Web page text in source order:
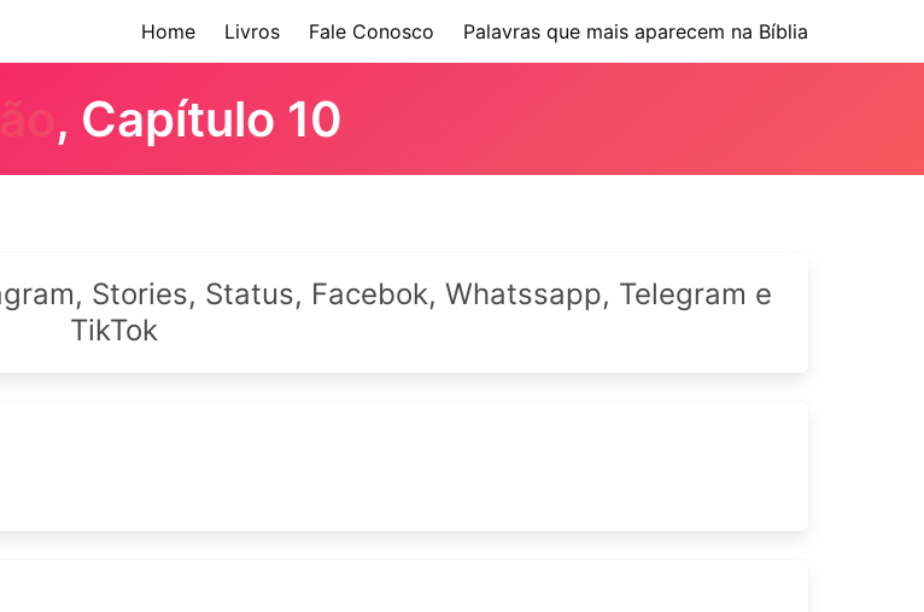
Home Livros Fale Conosco Palavras que mais aparecem na Bíblia
, Capítulo 10
Stories, Status, Facebok, Whatssapp, Telegram e
TikTok